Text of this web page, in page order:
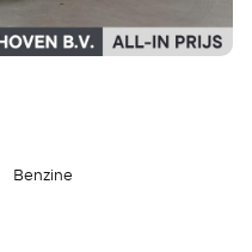
Benzine